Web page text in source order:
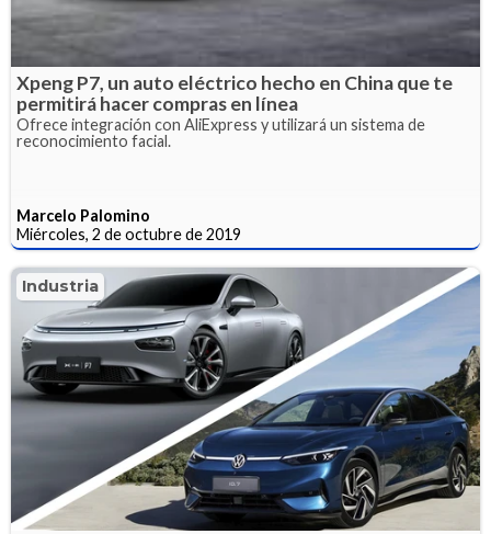
Xpeng P7, un auto eléctrico hecho en China que te
permitirá hacer compras en línea
Ofrece integración con AliExpress y utilizará un sistema de
reconocimiento facial.
Marcelo Palomino
Miércoles, 2 de octubre de 2019
Industria